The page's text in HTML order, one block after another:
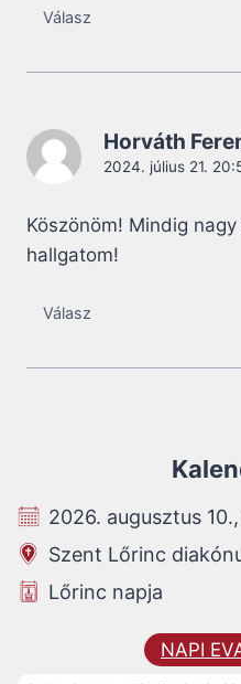
Válasz
Horváth
2024. július 21.
Köszönöm! Mindig
hallgatom!
Válasz
2026. augusztus
Szent Lőrinc
Lőrinc napja
NAPI